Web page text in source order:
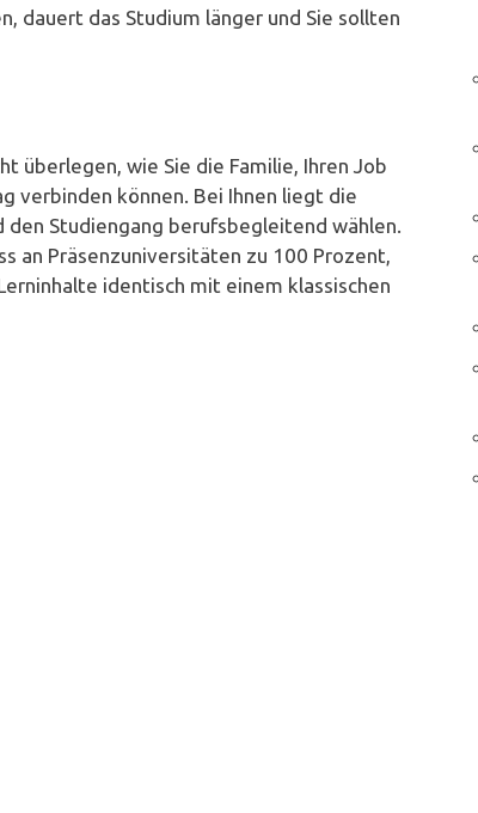
dauert das Studium länger und Sie sollten
überlegen, wie Sie die Familie, Ihren Job
verbinden können. Bei Ihnen liegt die
Studiengang berufsbegleitend wählen.
an Präsenzuniversitäten zu 100 Prozent,
identisch mit einem klassischen